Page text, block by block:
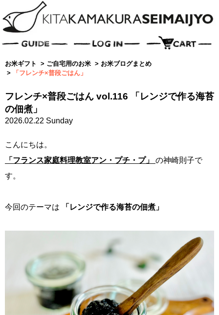
お米ギフト > ご自宅用のお米 > お米ブログまとめ
>
「フレンチ×普段ごはん」
フレンチ×普段ごはん vol.116 「レンジで作る海苔
の佃煮」
2026.02.22 Sunday
こんにちは。
「フランス家庭料理教室アン・プチ・プ」 の神崎則子で
す。
今回のテーマは 「レンジで作る海苔の佃煮」